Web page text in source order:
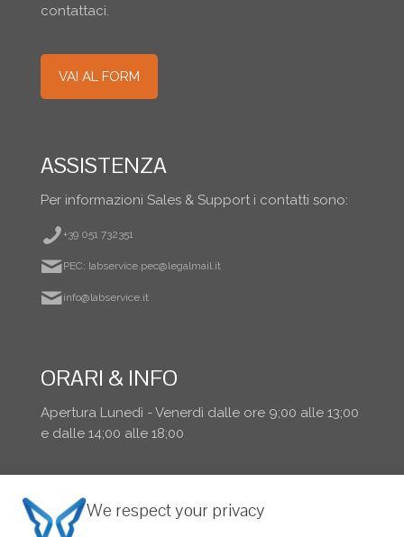
contattaci.
VAI AL FORM
ASSISTENZA
Per informazioni Sales & Support i contatti sono:
+39 051 732351
PEC: labservice.pec@legalmail.it
info@labservice.it
ORARI & INFO
Apertura Lunedì - Venerdì dalle ore 9;00 alle 13;00
e dalle 14;00 alle 18;00
We respect your privacy